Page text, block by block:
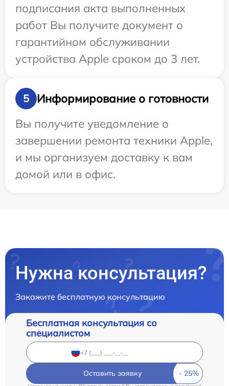
подписания акта выполненных
работ Вы получите документ о
гарантийном обслуживании
устройства Apple сроком до 3 лет.
5
Информирование о готовности
Вы получите уведомление о
завершении ремонта техники Apple,
и мы организуем доставку к вам
домой или в офис.
Нужна консультация?
Закажите бесплатную консультацию
Бесплатная консультация со
специалистом
Оставить заявку